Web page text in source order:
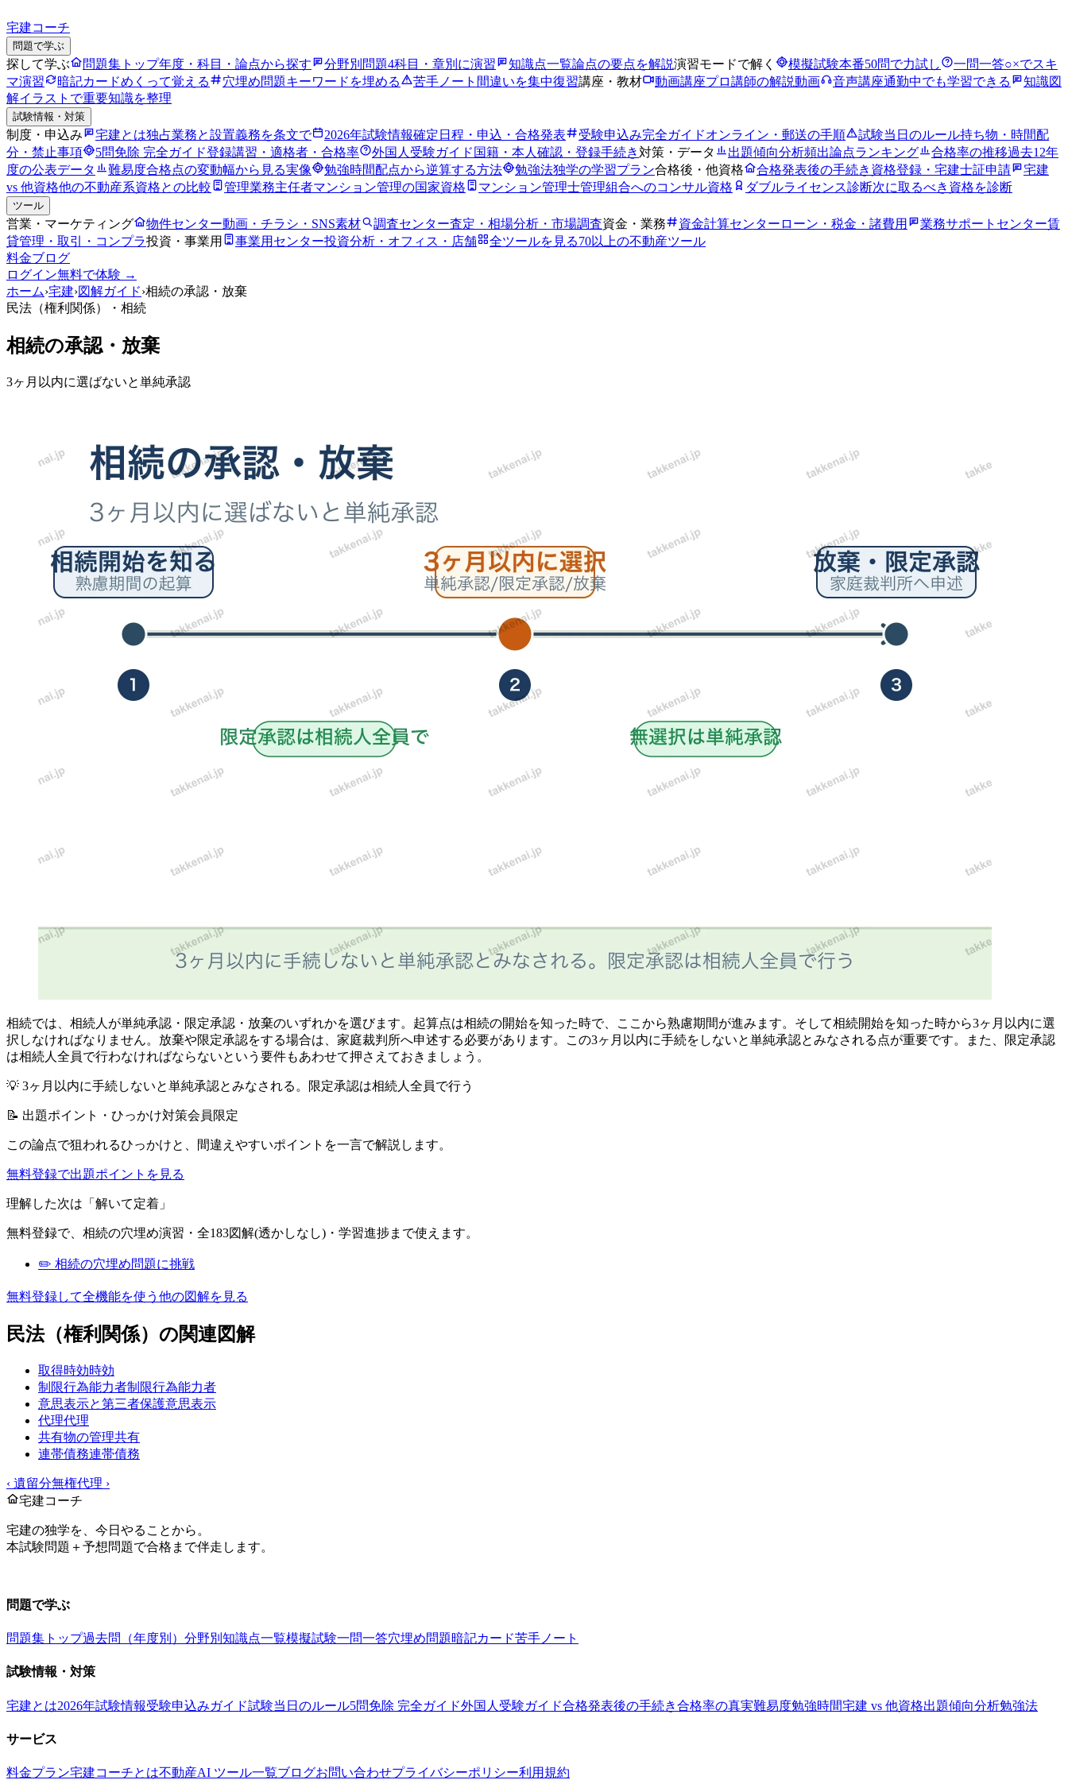
宅建コーチ
問題で学ぶ
探して学ぶ 問題集トップ年度・科目・論点から探す 分野別問題4科目・章別に演習 知識点一覧論点の要点を解説演習モードで解く 模擬試験本番50問で力試し 一問一答○×でスキ
マ演習
暗記カードめくって覚える 穴埋め問題キーワードを埋める 苦手ノート 間違いを集中復習講座・教材 動画講座プロ講師の解説動画 音声講座通勤中でも学習できる
知識図
解イラストで重要知識を整理
試験情報・対策
制度・申込み 宅建とは独占業務と設置義務を条文で 2026年試験情報確定日程・申込・合格発表 受験申込み完全ガイドオンライン・郵送の手順 試験当日のルール持ち物・時間配
分・禁止事項
5問免除 完全ガイド登録講習・適格者・合格率 外国人受験ガイド 国籍・本人確認・登録手続き対策・データ 出題傾向分析頻出論点ランキング 合格率の推移過去12年
度の公表データ
難易度合格点の変動幅から見る実像 勉強時間配点から逆算する方法 勉強法独学の学習プラン合格後・他資格 合格発表後の手続き 資格登録・宅建士証申請
宅建
vs 他資格他の不動産系資格との比較 管理業務主任者マンション管理の国家資格 マンション管理士管理組合へのコンサル資格 ダブルライセンス診断次に取るべき資格を診断
ツール
営業・マーケティング 物件センター動画・チラシ・SNS素材 調査センター査定・相場分析・市場調査資金・業務 資金計算センター ローン・税金・諸費用 業務サポートセンター賃
貸管理・取引・コンプラ投資・事業用 事業用センター投資分析・オフィス・店舗 全ツールを見る70以上の不動産ツール
料金ブログ
ログイン無料で体験 →
ホーム›宅建›図解ガイド›相続の承認・放棄
民法（権利関係）
・相続
相続の承認・放棄
3ヶ月以内に選ばないと単純承認
相続では、相続人が単純承認・限定承認・放棄のいずれかを選びます。起算点は相続の開始を知った時で、ここから熟慮期間が進みます。そして相続開始を知った時から3ヶ月以内に選
択しなければなりません。放棄や限定承認をする場合は、家庭裁判所へ申述する必要があります。この3ヶ月以内に手続をしないと単純承認とみなされる点が重要です。また、限定承認
は相続人全員で行わなければならないという要件もあわせて押さえておきましょう。
💡 3ヶ月以内に手続しないと単純承認とみなされる。限定承認は相続人全員で行う
📝 出題ポイント・ひっかけ対策会員限定
この論点で狙われるひっかけと、間違えやすいポイントを一言で解説します。
無料登録で出題ポイントを見る
理解した次は「解いて定着」
無料登録で、 相続の穴埋め演習・全183図解(透かしなし)・学習進捗まで使えます。
✏️ 相続の穴埋め問題に挑戦
無料登録して全機能を使う 他の図解を見る
民法（権利関係） の関連図解
取得時効時効
制限行為能力者制限行為能力者
意思表示と第三者保護意思表示
代理代理
共有物の管理共有
連帯債務連帯債務
‹ 遺留分無権代理 ›
宅建コーチ
宅建の独学を、今日やることから。
本試験問題＋予想問題で合格まで伴走します。
問題で学ぶ
問題集トップ過去問（年度別） 分野別 知識点一覧模擬試験一問一答穴埋め問題暗記カード苦手ノート
試験情報・対策
宅建とは2026年試験情報受験申込みガイド試験当日のルール5問免除 完全ガイド外国人受験ガイド合格発表後の手続き合格率の真実難易度勉強時間宅建 vs 他資格出題傾向分析勉強法
サービス
料金プラン宅建コーチとは不動産AI ツール一覧ブログお問い合わせプライバシーポリシー利用規約